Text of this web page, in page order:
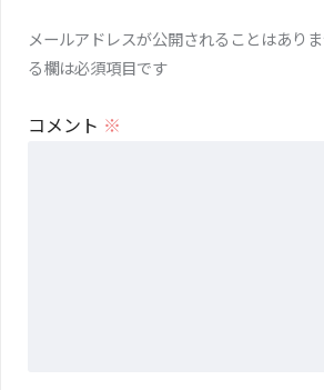
メールアドレスが公開されることはありま
る欄は必須項目です
コメント ※